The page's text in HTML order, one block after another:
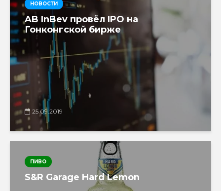
НОВОСТИ
AB InBev провёл IPO на
Гонконгской бирже
25.09.2019
ПИВО
S&R Garage Hard Lemon